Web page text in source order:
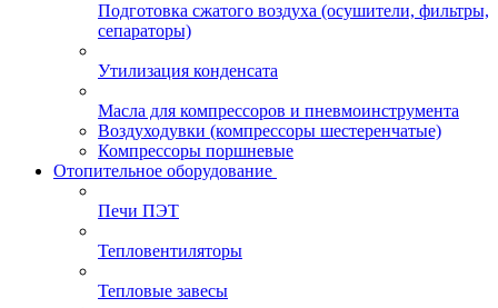
Подготовка сжатого воздуха (осушители, фильтры,
сепараторы)
Утилизация конденсата
Масла для компрессоров и пневмоинструмента
Воздуходувки (компрессоры шестеренчатые)
Компрессоры поршневые
Отопительное оборудование
Печи ПЭТ
Тепловентиляторы
Тепловые завесы